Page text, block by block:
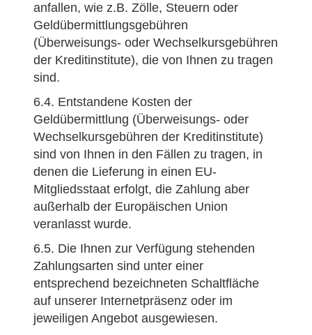
anfallen, wie z.B. Zölle, Steuern oder
Geldübermittlungsgebühren
(Überweisungs- oder Wechselkursgebühren
der Kreditinstitute), die von Ihnen zu tragen
sind.
6.4. Entstandene Kosten der
Geldübermittlung (Überweisungs- oder
Wechselkursgebühren der Kreditinstitute)
sind von Ihnen in den Fällen zu tragen, in
denen die Lieferung in einen EU-
Mitgliedsstaat erfolgt, die Zahlung aber
außerhalb der Europäischen Union
veranlasst wurde.
6.5. Die Ihnen zur Verfügung stehenden
Zahlungsarten sind unter einer
entsprechend bezeichneten Schaltfläche
auf unserer Internetpräsenz oder im
jeweiligen Angebot ausgewiesen.